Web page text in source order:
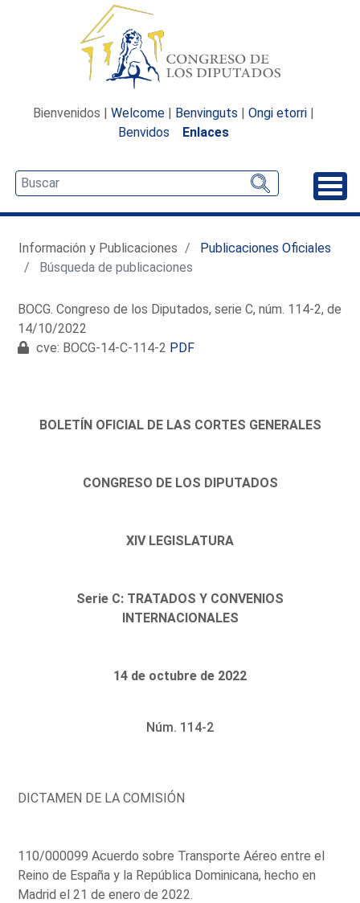
Bienvenidos | Welcome | Benvinguts | Ongi etorri |
Benvidos
Enlaces
Información y Publicaciones
Publicaciones Oficiales
Búsqueda de publicaciones
BOCG. Congreso de los Diputados, serie C, núm. 114-2, de
14/10/2022
cve: BOCG-14-C-114-2 PDF
BOLETÍN OFICIAL DE LAS CORTES GENERALES
CONGRESO DE LOS DIPUTADOS
XIV LEGISLATURA
Serie C: TRATADOS Y CONVENIOS
INTERNACIONALES
14 de octubre de 2022
Núm. 114-2
DICTAMEN DE LA COMISIÓN
110/000099 Acuerdo sobre Transporte Aéreo entre el
Reino de España y la República Dominicana, hecho en
Madrid el 21 de enero de 2022.